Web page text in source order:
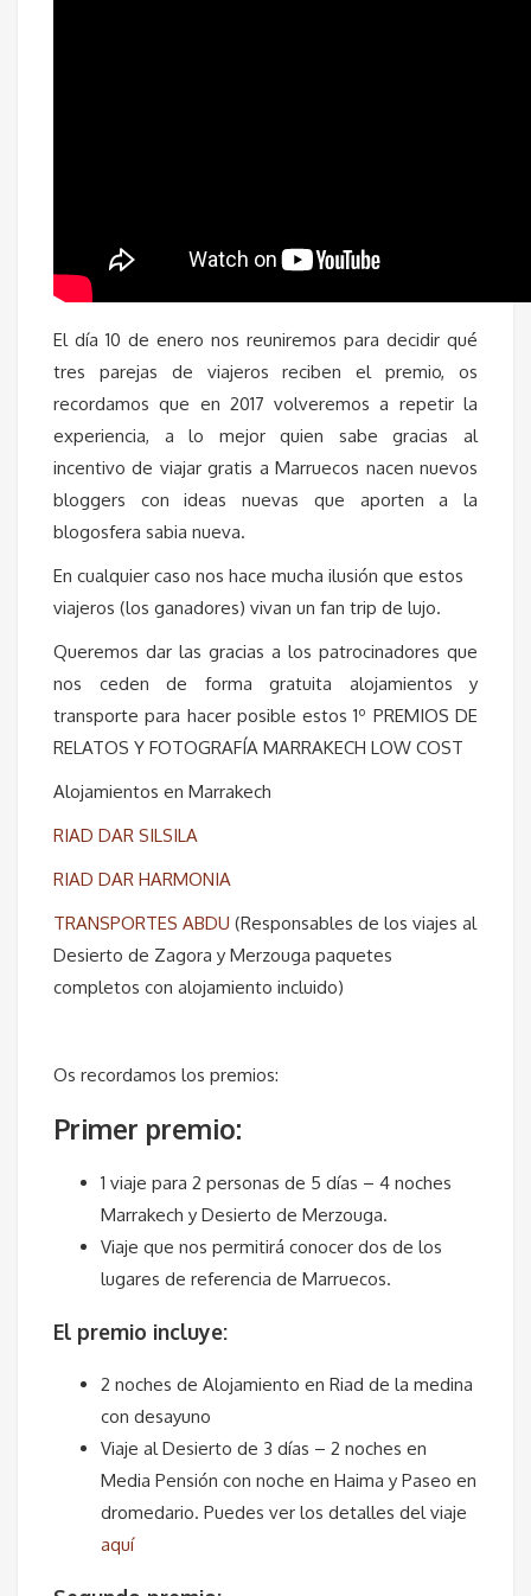
El día 10 de enero nos reuniremos para decidir qué
tres parejas de viajeros reciben el premio, os
recordamos que en 2017 volveremos a repetir la
experiencia, a lo mejor quien sabe gracias al
incentivo de viajar gratis a Marruecos nacen nuevos
bloggers con ideas nuevas que aporten a la
blogosfera sabia nueva.
En cualquier caso nos hace mucha ilusión que estos
viajeros (los ganadores) vivan un fan trip de lujo.
Queremos dar las gracias a los patrocinadores que
nos ceden de forma gratuita alojamientos y
transporte para hacer posible estos 1º PREMIOS DE
RELATOS Y FOTOGRAFÍA MARRAKECH LOW COST
Alojamientos en Marrakech
RIAD DAR SILSILA
RIAD DAR HARMONIA
TRANSPORTES ABDU (Responsables de los viajes al
Desierto de Zagora y Merzouga paquetes
completos con alojamiento incluido)
Os recordamos los premios:
Primer premio:
1 viaje para 2 personas de 5 días – 4 noches
Marrakech y Desierto de Merzouga.
Viaje que nos permitirá conocer dos de los
lugares de referencia de Marruecos.
El premio incluye:
2 noches de Alojamiento en Riad de la medina
con desayuno
Viaje al Desierto de 3 días – 2 noches en
Media Pensión con noche en Haima y Paseo en
dromedario. Puedes ver los detalles del viaje
aquí